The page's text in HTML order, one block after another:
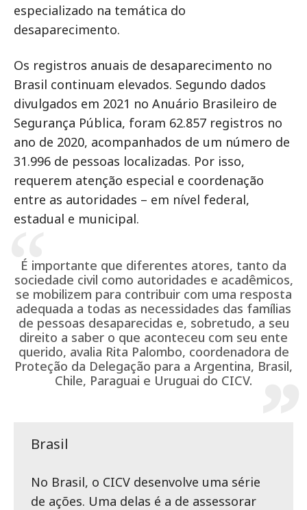
especializado na temática do
desaparecimento.
Os registros anuais de desaparecimento no
Brasil continuam elevados. Segundo dados
divulgados em 2021 no Anuário Brasileiro de
Segurança Pública, foram 62.857 registros no
ano de 2020, acompanhados de um número de
31.996 de pessoas localizadas. Por isso,
requerem atenção especial e coordenação
entre as autoridades – em nível federal,
estadual e municipal.
É importante que diferentes atores, tanto da
sociedade civil como autoridades e acadêmicos,
se mobilizem para contribuir com uma resposta
adequada a todas as necessidades das famílias
de pessoas desaparecidas e, sobretudo, a seu
direito a saber o que aconteceu com seu ente
querido, avalia Rita Palombo, coordenadora de
Proteção da Delegação para a Argentina, Brasil,
Chile, Paraguai e Uruguai do CICV.
Brasil
No Brasil, o CICV desenvolve uma série
de ações. Uma delas é a de assessorar